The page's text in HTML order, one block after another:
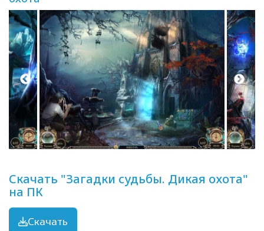
Скачать "Загадки судьбы. Дикая охота"
на ПК
Скачать